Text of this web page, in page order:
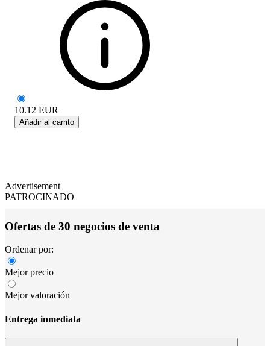
10.12 EUR
Añadir al carrito
Advertisement
PATROCINADO
Ofertas de 30 negocios de venta
Ordenar por:
Mejor precio
Mejor valoración
Entrega inmediata